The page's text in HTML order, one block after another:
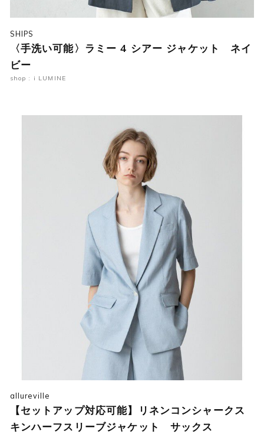
SHIPS
〈手洗い可能〉ラミー 4 シアー ジャケット ネイ
ビー
shop : i LUMINE
allureville
【セットアップ対応可能】リネンコンシャークス
キンハーフスリーブジャケット サックス